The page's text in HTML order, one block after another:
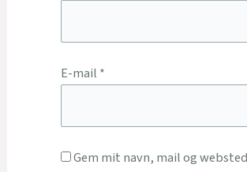
E-mail *
Gem mit navn, mail og